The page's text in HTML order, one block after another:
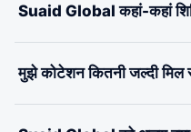
Suaid Global कहां-कहां
समुद्री, हवाई और सड़क माल
आयात-निर्यात मार्गों में हमारी
गंतव्य बताइए, हम कोटेशन दे देंगे।
मुझे कोटेशन कितनी जल्दी मिल